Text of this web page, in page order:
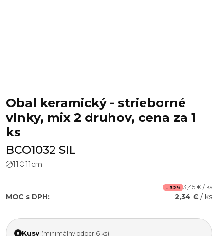
Obal keramický - strieborné
vlnky, mix 2 druhov, cena za 1
ks
BCO1032 SIL
11 11cm
- 32% 3,45 € / ks
MOC s DPH: 2,34 € / ks
Kusy (minimálny odber 6 ks)